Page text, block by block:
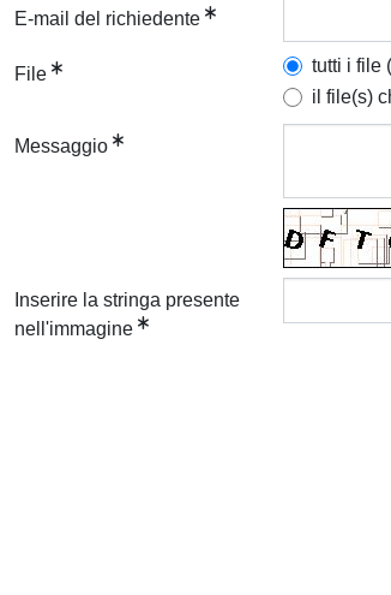
E-mail del richiedente
File
tutti i file
il file(s)
Messaggio
Inserire la stringa presente
nell'immagine